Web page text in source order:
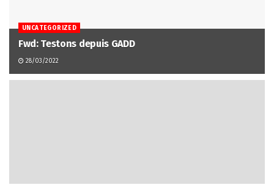
UNCATEGORIZED
Fwd: Testons depuis GADD
28/03/2022